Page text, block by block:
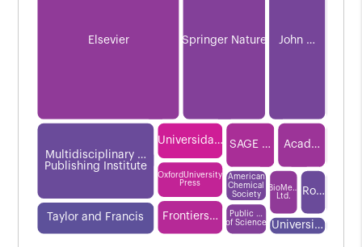
Elsevier Springer Nature John …
Multidisciplinary …
Publishing Institute
Taylor and Francis
Universida…
OxfordUniversity
Press
Frontiers…
SAGE … Acad…
American
Chemical
Society
Public …
of Science
BioMe…
Ltd. Ro…
Universi…